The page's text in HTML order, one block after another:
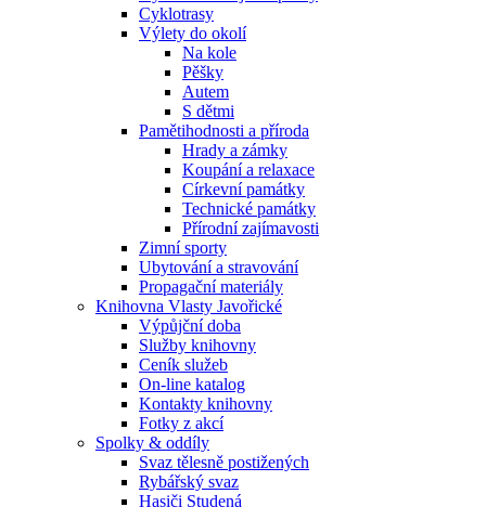
Cyklotrasy
Výlety do okolí
Na kole
Pěšky
Autem
S dětmi
Pamětihodnosti a příroda
Hrady a zámky
Koupání a relaxace
Církevní památky
Technické památky
Přírodní zajímavosti
Zimní sporty
Ubytování a stravování
Propagační materiály
Knihovna Vlasty Javořické
Výpůjční doba
Služby knihovny
Ceník služeb
On-line katalog
Kontakty knihovny
Fotky z akcí
Spolky & oddíly
Svaz tělesně postižených
Rybářský svaz
Hasiči Studená